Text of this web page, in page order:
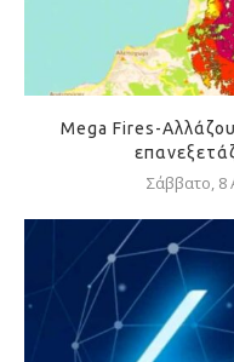
Mega Fires-
Σάββατο, 8